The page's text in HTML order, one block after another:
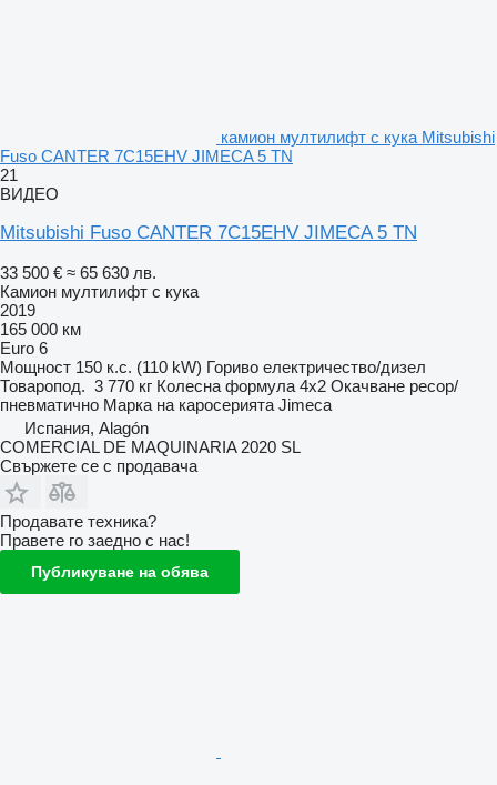
камион мултилифт с кука Mitsubishi
Fuso CANTER 7C15EHV JIMECA 5 TN
21
ВИДЕО
Mitsubishi Fuso CANTER 7C15EHV JIMECA 5 TN
33 500 € ≈ 65 630 лв.
Камион мултилифт с кука
2019
165 000 км
Euro 6
Мощност 150 к.с. (110 kW) Гориво електричество/дизел
Товаропод. 3 770 кг Колесна формула 4x2 Окачване ресор/
пневматично Марка на каросерията Jimeca
Испания, Alagón
COMERCIAL DE MAQUINARIA 2020 SL
Свържете се с продавача
Продавате техника?
Правете го заедно с нас!
Публикуване на обява